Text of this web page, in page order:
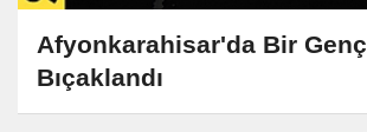
Afyonkarahisar'da Bir Genç
Bıçaklandı